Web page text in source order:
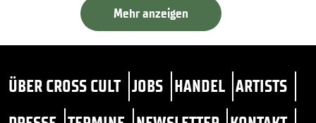
Mehr anzeigen
ÜBER CROSS CULT JOBS HANDEL ARTISTS